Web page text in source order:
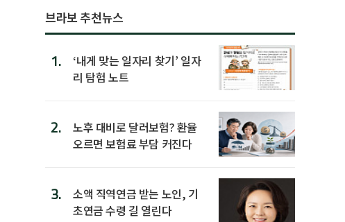
브라보 추천뉴스
1.
‘내게 맞는 일자리 찾기’ 일자
리 탐험 노트
2.
노후 대비로 달러보험? 환율
오르면 보험료 부담 커진다
3.
소액 직역연금 받는 노인, 기
초연금 수령 길 열린다